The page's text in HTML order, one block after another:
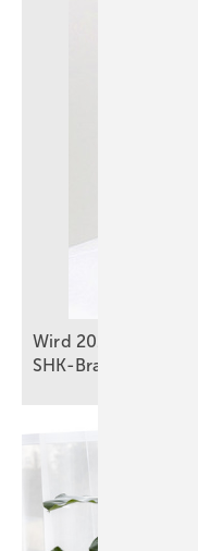
Wir d 2026 ein
SHK-Branche?